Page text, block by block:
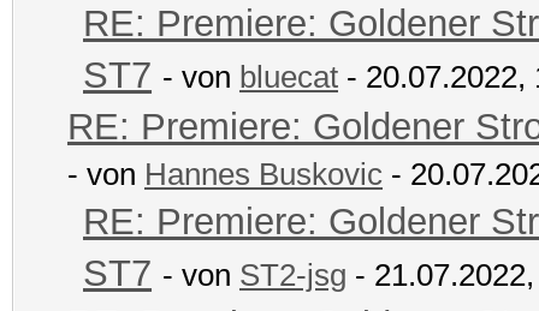
RE: Premiere: Goldener
ST7 - von bluecat - 20.07.2022,
RE: Premiere: Goldener
- von Hannes Buskovic -
RE: Premiere: Goldener
ST7 - von ST2-jsg -